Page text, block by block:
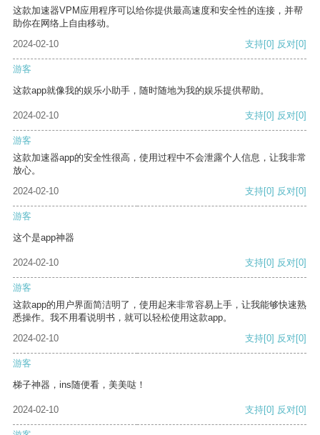
这款加速器VPM应用程序可以给你提供最高速度和安全性的连接，并帮
助你在网络上自由移动。
2024-02-10
支持[0] 反对[0]
游客
这款app就像我的娱乐小助手，随时随地为我的娱乐提供帮助。
2024-02-10 支持[0] 反对[0]
游客
这款加速器app的安全性很高，使用过程中不会泄露个人信息，让我非常
放心。
2024-02-10
支持[0] 反对[0]
游客
这个是app神器
2024-02-10 支持[0] 反对[0]
游客
这款app的用户界面简洁明了，使用起来非常容易上手，让我能够快速熟
悉操作。我不用看说明书，就可以轻松使用这款app。
2024-02-10
支持[0] 反对[0]
游客
梯子神器，ins随便看，美美哒！
2024-02-10 支持[0] 反对[0]